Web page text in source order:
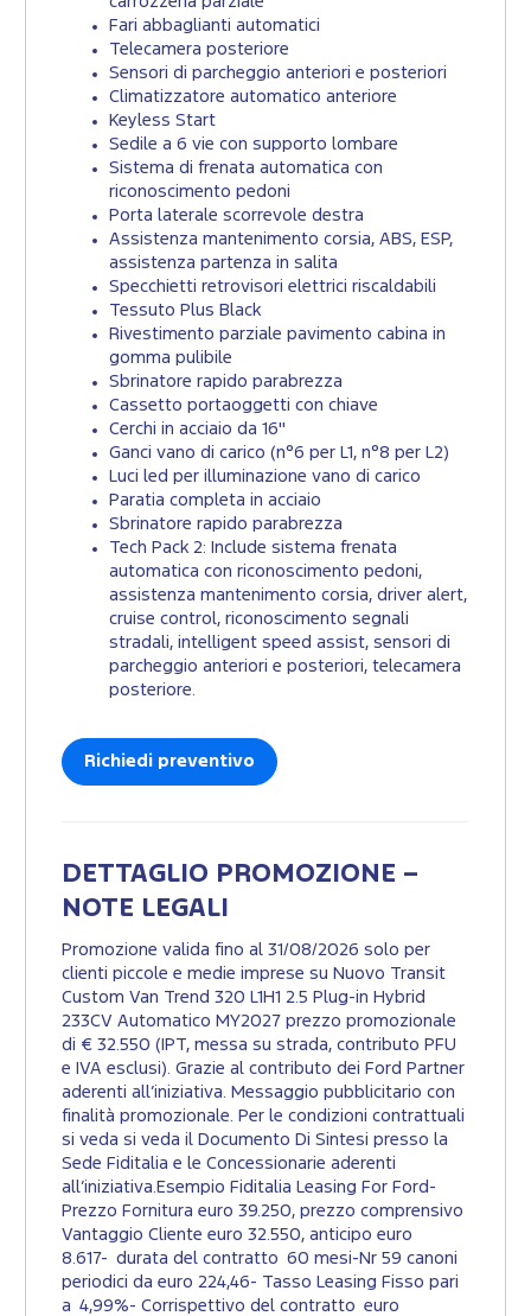
Fari abbaglianti automatici
Telecamera posteriore
Sensori di parcheggio anteriori e posteriori
Climatizzatore automatico anteriore
Keyless Start
Sedile a 6 vie con supporto lombare
Sistema di frenata automatica con
riconoscimento pedoni
Porta laterale scorrevole destra
Assistenza mantenimento corsia, ABS, ESP,
assistenza partenza in salita
Specchietti retrovisori elettrici riscaldabili
Tessuto Plus Black
Rivestimento parziale pavimento cabina in
gomma pulibile
Sbrinatore rapido parabrezza
Cassetto portaoggetti con chiave
Cerchi in acciaio da 16"
Ganci vano di carico (n°6 per L1, n°8 per L2)
Luci led per illuminazione vano di carico
Paratia completa in acciaio
Sbrinatore rapido parabrezza
Tech Pack 2: Include sistema frenata
automatica con riconoscimento pedoni,
assistenza mantenimento corsia, driver alert,
cruise control, riconoscimento segnali
stradali, intelligent speed assist, sensori di
parcheggio anteriori e posteriori, telecamera
posteriore.
Richiedi preventivo
DETTAGLIO PROMOZIONE –
NOTE LEGALI
Promozione valida fino al 31/08/2026 solo per
clienti piccole e medie imprese su Nuovo Transit
Custom Van Trend 320 L1H1 2.5 Plug-in Hybrid
233CV Automatico MY2027 prezzo promozionale
di € 32.550 (IPT, messa su strada, contributo PFU
e IVA esclusi). Grazie al contributo dei Ford Partner
aderenti all’iniziativa. Messaggio pubblicitario con
finalità promozionale. Per le condizioni contrattuali
si veda si veda il Documento Di Sintesi presso la
Sede Fiditalia e le Concessionarie aderenti
all’iniziativa.Esempio Fiditalia Leasing For Ford-
Prezzo Fornitura euro 39.250, prezzo comprensivo
Vantaggio Cliente euro 32.550, anticipo euro
8.617- durata del contratto 60 mesi-Nr 59 canoni
periodici da euro 224,46- Tasso Leasing Fisso pari
a 4,99%- Corrispettivo del contratto euro